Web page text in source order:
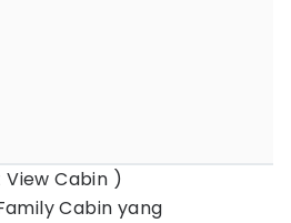
View Cabin )
Cabin yang